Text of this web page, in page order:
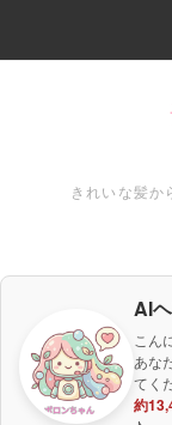
きれいな髪か
AI
こん
あな
てく
約